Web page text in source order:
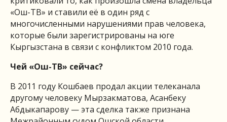
«Ош-ТВ» и ставили её в один ряд с
многочисленными нарушениями прав человека,
которые были зарегистрированы на юге
Кыргызстана в связи с конфликтом 2010 года.
Чей «Ош-ТВ» сейчас?
В 2011 году Кошбаев продал акции телеканала
другому человеку Мырзакматова, Асанбеку
Абдыкапарову — эта сделка также признана